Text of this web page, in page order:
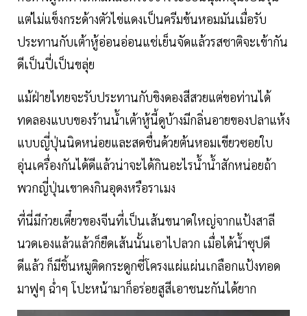
แต่ไม่แข็งกระด้างตัวไข่แดงเป็นครีมข้นหอมมันเมื่อรับ
ประทานกับเต้าหู้อ่อนอ่อนแช่เย็นจัดแล้วรสชาติจะเข้ากัน
ดีเป็นปี่เป็นขลุ่ย
แม้ฝ่ายไทยจะรับประทานกับขิงดองสีสวยแต่ขอท่านได้
ทดลองแบบของร้านน้ำเต้าหู้นี้ดูบ้างมีกลิ่นอายของปลาแห้ง
แบบญี่ปุ่นนิดหน่อยและสดชื่นด้วยต้นหอมเขียวซอยใบ
อุ่นเครื่องกันได้ดีแล้วน่าจะได้กินอะไรน้ำน้ำสักหน่อยถ้า
พวกญี่ปุ่นเขาคงกินอุดงหรือราเมง
ที่นี่มีก๋วยเตี๋ยวของจีนที่เป็นเส้นขนาดใหญ่จากแป้งสาลี
นวดเองแล้วแล้วก็ยืดเส้นนั้นเอาไปลวก เมื่อได้น้ำซุปดี
ดีแล้ว ก็มีชิ้นหมูติดกระดูกซี่โครงแผ่แผ่นเกลือกแป้งทอด
มาฟูๆ ฉ่ำๆ โปะหน้ามาก็อร่อยสูสีเอาชนะกันได้ยาก